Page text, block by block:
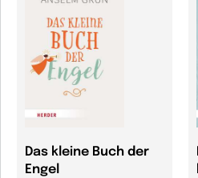
Das kleine Buch der
Engel